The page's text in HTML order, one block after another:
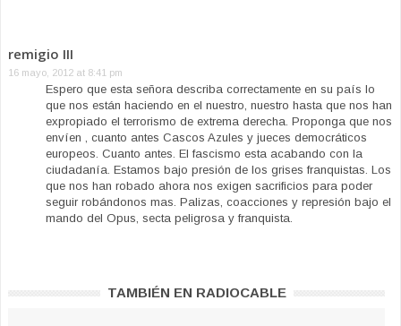
remigio III
16 mayo, 2012 at 8:41 pm
Espero que esta señora describa correctamente en su país lo
que nos están haciendo en el nuestro, nuestro hasta que nos han
expropiado el terrorismo de extrema derecha. Proponga que nos
envíen , cuanto antes Cascos Azules y jueces democráticos
europeos. Cuanto antes. El fascismo esta acabando con la
ciudadanía. Estamos bajo presión de los grises franquistas. Los
que nos han robado ahora nos exigen sacrificios para poder
seguir robándonos mas. Palizas, coacciones y represión bajo el
mando del Opus, secta peligrosa y franquista.
TAMBIÉN EN RADIOCABLE